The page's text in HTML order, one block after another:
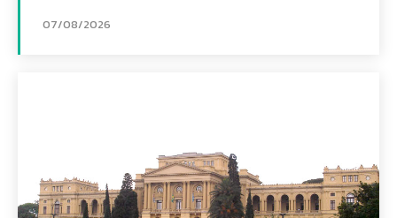
07/08/2026